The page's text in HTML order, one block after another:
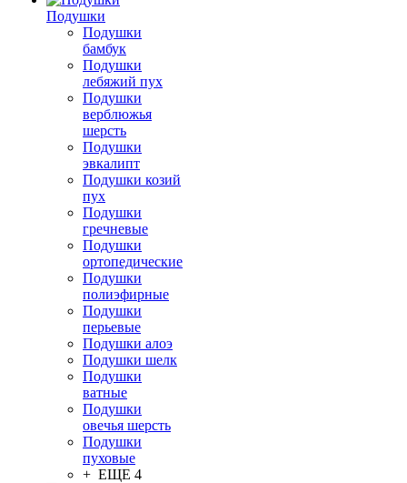
Подушки
Подушки
бамбук
Подушки
лебяжий пух
Подушки
верблюжья
шерсть
Подушки
эвкалипт
Подушки козий
пух
Подушки
гречневые
Подушки
ортопедические
Подушки
полиэфирные
Подушки
перьевые
Подушки алоэ
Подушки шелк
Подушки
ватные
Подушки
овечья шерсть
Подушки
пуховые
+ ЕЩЕ 4